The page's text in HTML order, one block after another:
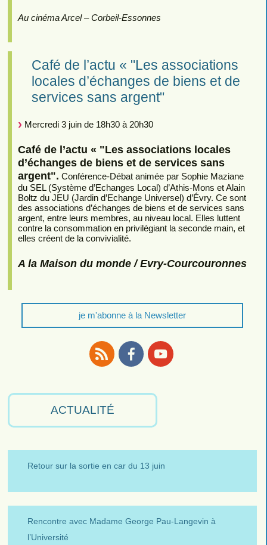
Au cinéma Arcel – Corbeil-Essonnes
Café de l’actu « "Les associations
locales d’échanges de biens et de
services sans argent"
Mercredi 3 juin de 18h30 à 20h30
Café de l’actu « "Les associations locales
d’échanges de biens et de services sans
argent". Conférence-Débat animée par Sophie Maziane
du SEL (Système d’Echanges Local) d’Athis-Mons et Alain
Boltz du JEU (Jardin d’Echange Universel) d’Évry. Ce sont
des associations d’échanges de biens et de services sans
argent, entre leurs membres, au niveau local. Elles luttent
contre la consommation en privilégiant la seconde main, et
elles créent de la convivialité.
A la Maison du monde / Evry-Courcouronnes
je m'abonne à la Newsletter
ACTUALITÉ
Retour sur la sortie en car du 13 juin
Rencontre avec Madame George Pau-Langevin à
l’Université